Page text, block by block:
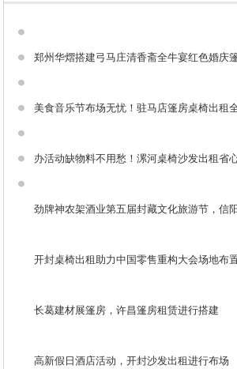
郑州华熠搭建弓马庄清香斋全牛宴红色婚庆
美食音乐节布场无忧！驻马店篷房桌椅出租
办活动缺物料不用愁！漯河桌椅沙发出租省
开封桌椅出租助力中国零售重构大会场地布
长葛建材展篷房，许昌篷房租赁进行搭建
高新假日酒店活动，开封沙发出租进行布场